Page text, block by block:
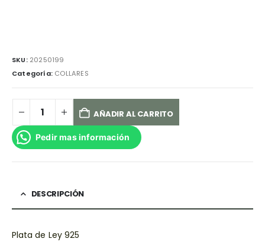
SKU: 20250199
Categoría: COLLARES
AÑADIR AL CARRITO
Pedir mas información
DESCRIPCIÓN
Plata de Ley 925